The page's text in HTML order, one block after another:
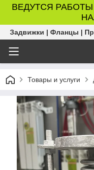
ВЕДУТСЯ
Задвижки | Фланцы |
Товары и услуги